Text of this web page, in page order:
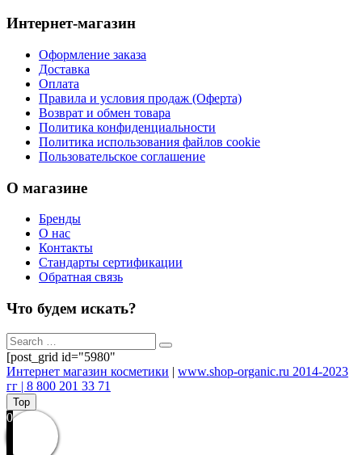
Интернет-магазин
Оформление заказа
Доставка
Оплата
Правила и условия продаж (Оферта)
Возврат и обмен товара
Политика конфиденциальности
Политика использования файлов cookie
Пользовательское соглашение
О магазине
Бренды
О нас
Контакты
Стандарты сертификации
Обратная связь
Что будем искать?
[post_grid id="5980"
Интернет магазин косметики | www.shop-organic.ru 2014-2023
гг | 8 800 201 33 71
Top
0